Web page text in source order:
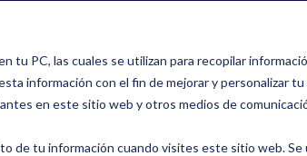
tu PC, las cuales se utilizan para recopilar
información con el fin de mejorar y personalizar
en este sitio web y otros medios de
de tu información cuando visites este sitio web.